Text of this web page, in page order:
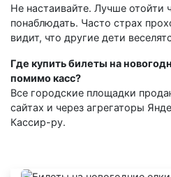
Не настаивайте. Лучше отойти
понаблюдать. Часто страх
видит, что другие дети
Где купить билеты на
помимо касс?
Все городские площадки
сайтах и через агрегаторы
Кассир-ру.